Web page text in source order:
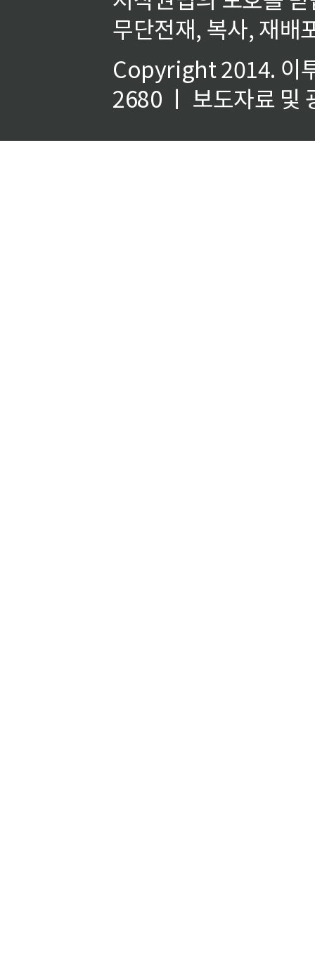
무단전재, 복사, 재배
Copyright 2014. 이
2680 ㅣ 보도자료